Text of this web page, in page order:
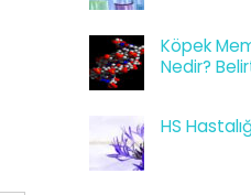
Köpek
Nedir?
HS